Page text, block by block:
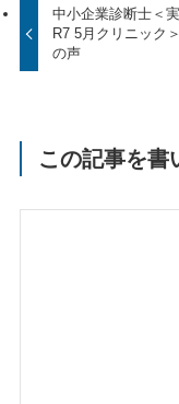
中小企業診断士＜
R7 5月クリニック
の声
この記事を書